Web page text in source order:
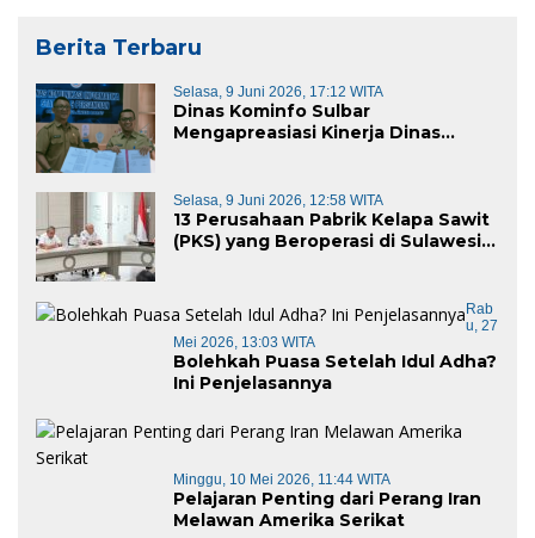
Berita Terbaru
Selasa, 9 Juni 2026, 17:12 WITA
Dinas Kominfo Sulbar
Mengapreasiasi Kinerja Dinas
Selasa, 9 Juni 2026, 12:58 WITA
13 Perusahaan Pabrik Kelapa Sawit
(PKS) yang Beroperasi di Sulawesi
Rab
U, 27
Mei 2026, 13:03 WITA
Bolehkah Puasa Setelah Idul Adha?
Ini Penjelasannya
Minggu, 10 Mei 2026, 11:44 WITA
Pelajaran Penting dari Perang Iran
Melawan Amerika Serikat